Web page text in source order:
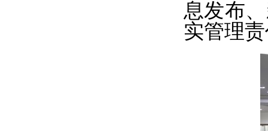
息发布
实管理